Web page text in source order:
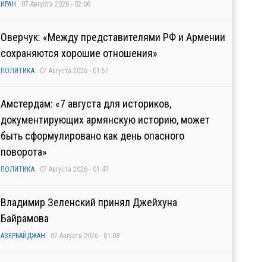
ИРАН 07 Августа 2026 - 02:06
Оверчук: «Между представителями РФ и Армении
сохраняются хорошие отношения»
ПОЛИТИКА 07 Августа 2026 - 01:57
Амстердам: «7 августа для историков,
документирующих армянскую историю, может
быть сформулировано как день опасного
поворота»
ПОЛИТИКА 07 Августа 2026 - 01:47
Владимир Зеленский принял Джейхуна
Байрамова
АЗЕРБАЙДЖАН 07 Августа 2026 - 01:08